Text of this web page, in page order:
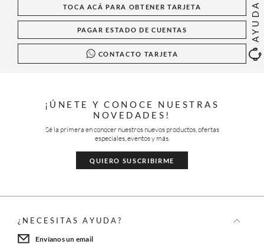
AYUDA
TOCA ACÁ PARA OBTENER TARJETA
PAGAR ESTADO DE CUENTAS
CONTACTO TARJETA
¡ÚNETE Y CONOCE NUESTRAS
NOVEDADES!
Sé la primera en conocer nuestros nuevos productos, ofertas
especiales, eventos y más.
QUIERO SUSCRIBIRME
¿NECESITAS AYUDA?
Envíanos un email